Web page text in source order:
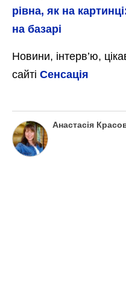
рівна, як на
на базарі
Новини, інтерв’ю,
сайті Сенсація
Анастасія